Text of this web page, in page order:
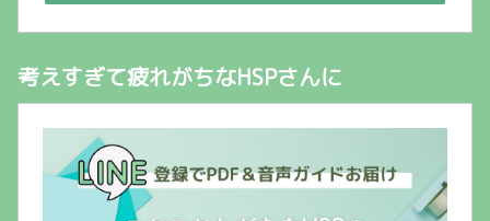
考えすぎて疲れがちなHSPさんに